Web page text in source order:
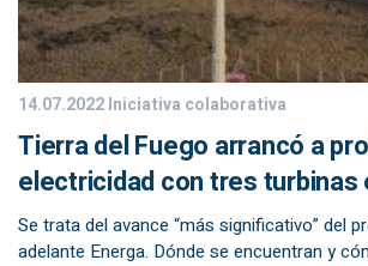
14.07.2022Iniciativa colaborativa
Tierra del Fuego arrancó a
electricidad con tres turbinas
Se trata del avance “más significativo” del
adelante Energa. Dónde se encuentran y